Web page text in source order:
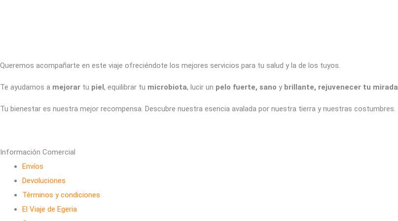
Queremos acompañarte en este viaje ofreciéndote los mejores servicios para tu salud y la de los tuyos.
Te ayudamos a mejorar tu piel, equilibrar tu microbiota, lucir un pelo fuerte, sano y brillante, rejuvenecer tu mirada
Tu bienestar es nuestra mejor recompensa. Descubre nuestra esencia avalada por nuestra tierra y nuestras costumbres.
Información Comercial
Envíos
Devoluciones
Términos y condiciones
El Viaje de Egeria